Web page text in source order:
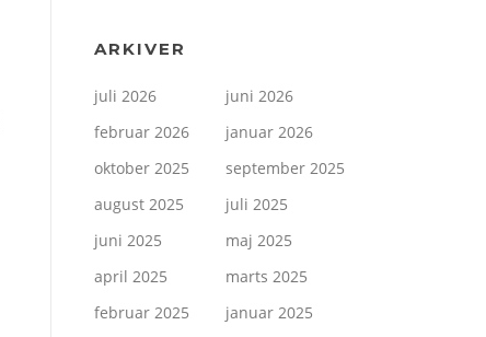
ARKIVER
juli 2026
juni 2026
februar 2026
januar 2026
oktober 2025
september 2025
august 2025
juli 2025
juni 2025
maj 2025
april 2025
marts 2025
februar 2025
januar 2025